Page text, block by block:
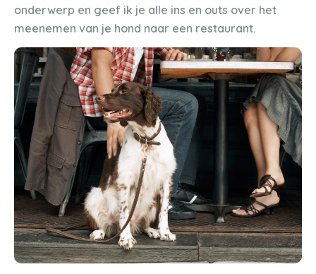
onderwerp en geef ik je alle ins en outs over het
meenemen van je hond naar een restaurant.